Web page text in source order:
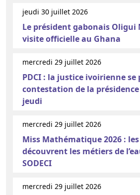
jeudi 30 juillet 2026
Le président gabonais Oligui
visite officielle au Ghana
mercredi 29 juillet 2026
PDCI : la justice ivoirienne
contestation de la
jeudi
mercredi 29 juillet 2026
Miss Mathématique 2026 :
découvrent les métiers de
SODECI
mercredi 29 juillet 2026